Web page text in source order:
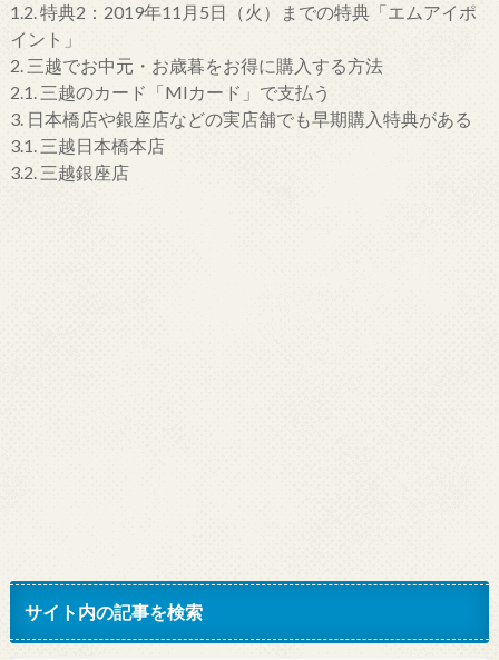
1.2.特典2：2019年11月5日（火）までの特典「エムアイポ
イント」
2.三越でお中元・お歳暮をお得に購入する方法
2.1.三越のカード「MIカード」で支払う
3.日本橋店や銀座店などの実店舗でも早期購入特典がある
3.1.三越日本橋本店
3.2.三越銀座店
サイト内の記事を検索